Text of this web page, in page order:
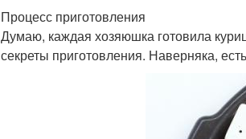
Процесс приготовления
Думаю, каждая хозяюшка готовила
секреты приготовления. Наверняка,